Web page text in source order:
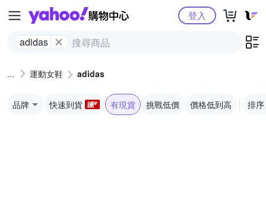
Yahoo購物中心
adidas
登入
運動女鞋 adidas
品牌 快速到貨 有現貨 挑戰低價 價格低到高 排序